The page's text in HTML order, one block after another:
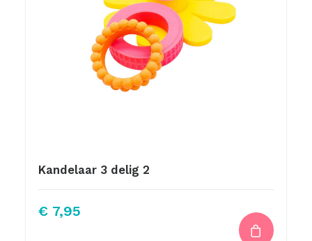
Kandelaar 3 delig 2
€ 7,95